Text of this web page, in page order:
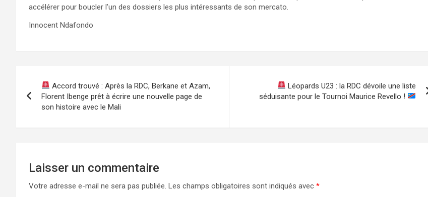
accélérer pour boucler l’un des dossiers les plus intéressants de son mercato.
Innocent Ndafondo
de
Accord trouvé : Après la RDC, Berkane et Azam,
Florent Ibenge prêt à écrire une nouvelle page de
son histoire avec le Mali
Léopards U23 : la RDC dévoile une liste
séduisante pour le Tournoi Maurice Revello !
Laisser un commentaire
Votre adresse e-mail ne sera pas publiée. Les champs obligatoires sont indiqués avec *